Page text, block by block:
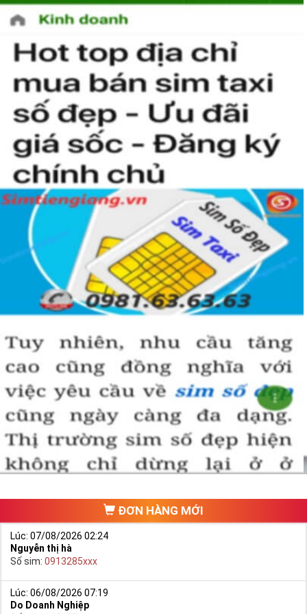
Thể hiện “Đẳng cấp”
Sim tứ quý 2 là một dòng sim VIP luôn được các đại gia săn đón và
mong muốn được sở hữu. Sở hữu dòng sim này chủ nhân không
chỉ luôn gặp những may mắn và thành công mà nó còn giúp thể
hiện “Đẳng Cấp” của người chơi sim. Không phải ai cũng có đủ điều
kiện để sở hữu một sim tứ quý 2 này, bởi vậy chỉ cần nhìn vào
người khác cũng sẽ biết được vị trí của bạn trong xã hội là như thế
nào rồi?
Hướng dẫn mua Sim Tứ Quý 2 tại
Simtiengiang.vn.
Sim Tiền Giang là đơn vị cung cấp
Tứ Quý, sim giá rẻ uy
tín chất lượng.
Chọn mua sim số đẹp thường mất nhiều thời gian ở khoản lựa số,
một số phải vừa đẹp, vừa tốt về phong thủy thì mới là sim hoàn
hảo. Vậy phải làm sao?
- Cách nhanh nhất để chọn mua được Sim Tứ Quý 2 là bạn vào
trang chủ của Sim Tiền Giang, chọn mục “
Sim giảm giá
“ ở ngay đầu
trang chủ. Đây là danh sách sim được đại lý giảm giá vì một số lý
Ngoài ra quý khách chưa ưng ý về Sim Tứ Quý 2 có cũng thể tham
khảo thêm Sim Vinaphone,Sim Gmobile, Sim Tứ Quý Giữa
ĐƠN HÀNG MỚI
Lúc: 07/08/2026 02:24
Nguyễn thị hà
Số sim: 0913285xxx
Lúc: 06/08/2026 07:19
Do Doanh Nghiệp